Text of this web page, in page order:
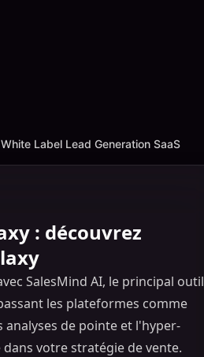
White Label Lead Generation SaaS
: découvrez
SalesMind AI, le principal outil
les plateformes comme
analyses de pointe et l'hyper-
votre stratégie de vente.